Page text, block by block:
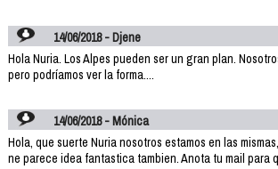
14/06/2018 - Djene
Hola Nuria. Los Alpes pueden ser un gran plan.
pero podríamos ver la forma....
14/06/2018 - Mónica
Hola, que suerte Nuria nosotros estamos en las
ne parece idea fantastica tambien. Anota tu mail para